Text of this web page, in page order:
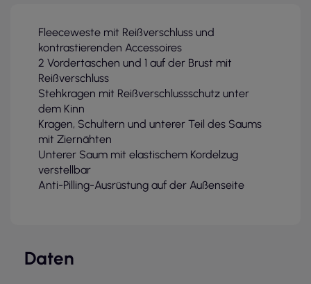
Fleeceweste mit Reißverschluss und
kontrastierenden Accessoires
2 Vordertaschen und 1 auf der Brust mit
Reißverschluss
Stehkragen mit Reißverschlussschutz unter
dem Kinn
Kragen, Schultern und unterer Teil des Saums
mit Ziernähten
Unterer Saum mit elastischem Kordelzug
verstellbar
Anti-Pilling-Ausrüstung auf der Außenseite
Daten